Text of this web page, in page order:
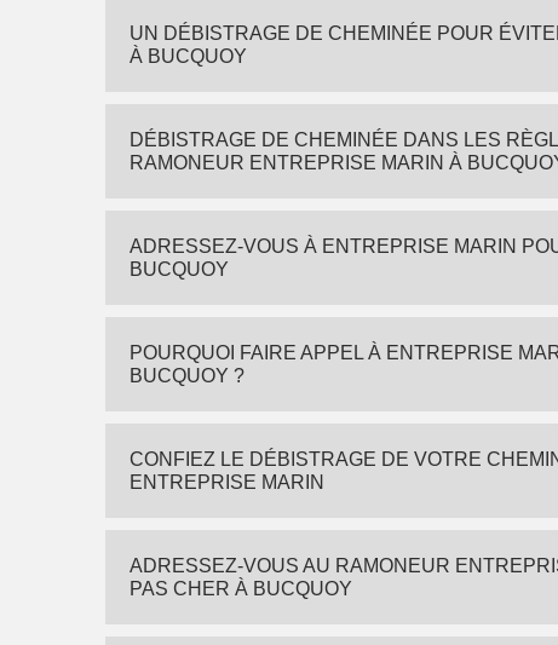
UN DÉBISTRAGE DE CHEMINÉE POUR
À BUCQUOY
DÉBISTRAGE DE CHEMINÉE DANS LES
RAMONEUR ENTREPRISE MARIN À
ADRESSEZ-VOUS À ENTREPRISE MARIN
BUCQUOY
POURQUOI FAIRE APPEL À ENTREPRISE
BUCQUOY ?
CONFIEZ LE DÉBISTRAGE DE VOTRE
ENTREPRISE MARIN
ADRESSEZ-VOUS AU RAMONEUR
PAS CHER À BUCQUOY